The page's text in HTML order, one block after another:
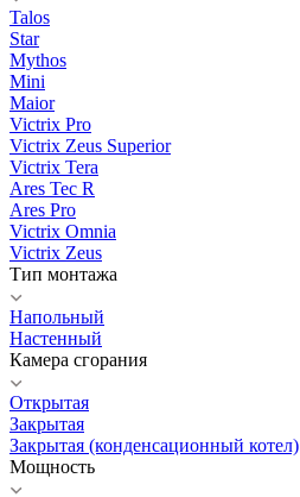
Talos
Star
Mythos
Mini
Maior
Victrix Pro
Victrix Zeus Superior
Victrix Tera
Ares Tec R
Ares Pro
Victrix Omnia
Victrix Zeus
Тип монтажа
Напольный
Настенный
Камера сгорания
Открытая
Закрытая
Закрытая (конденсационный котел)
Мощность